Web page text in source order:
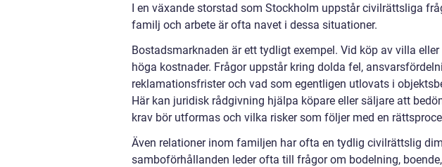
I en växande storstad som Stockholm uppstår civilrättsliga
familj och arbete är ofta navet i dessa situationer.
Bostadsmarknaden är ett tydligt exempel. Vid köp av villa
höga kostnader. Frågor uppstår kring dolda fel,
reklamationsfrister och vad som egentligen utlovats i
Här kan juridisk rådgivning hjälpa köpare eller säljare att
krav bör utformas och vilka risker som följer med en
Även relationer inom familjen har ofta en tydlig civilrättslig
samboförhållanden leder ofta till frågor om bodelning,